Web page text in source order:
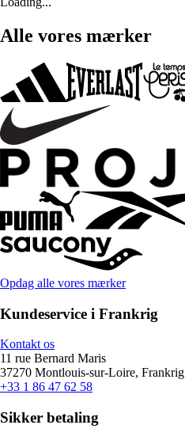
Alle vores mærker
Opdag alle vores mærker
Kundeservice i Frankrig
Kontakt os
11 rue Bernard Maris
37270 Montlouis-sur-Loire, Frankrig
+33 1 86 47 62 58
Sikker betaling